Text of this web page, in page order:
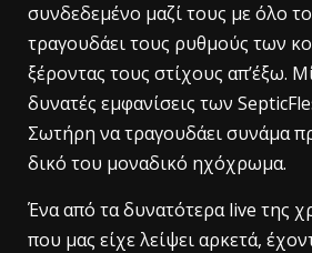
συνδεδεμένο μαζί τους με όλο
τραγουδάει τους ρυθμούς των
ξέροντας τους στίχους απ’έξω.
δυνατές εμφανίσεις των
Σωτήρη να τραγουδάει συνάμα
δικό του μοναδικό ηχόχρωμα.
Ένα από τα δυνατότερα live της
που μας είχε λείψει αρκετά,